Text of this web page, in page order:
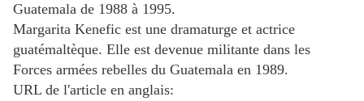
Guatemala de 1988 à 1995.
Margarita Kenefic est une dramaturge et actrice
guatémaltèque. Elle est devenue militante dans les
Forces armées rebelles du Guatemala en 1989.
URL de l'article en anglais: